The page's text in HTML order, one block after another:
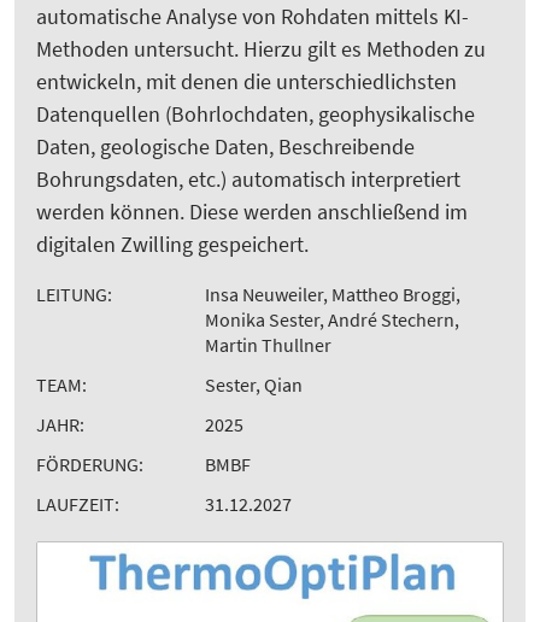
automatische Analyse von Rohdaten mittels KI-
Methoden untersucht. Hierzu gilt es Methoden zu
entwickeln, mit denen die unterschiedlichsten
Datenquellen (Bohrlochdaten, geophysikalische
Daten, geologische Daten, Beschreibende
Bohrungsdaten, etc.) automatisch interpretiert
werden können. Diese werden anschließend im
digitalen Zwilling gespeichert.
LEITUNG:
Insa Neuweiler, Mattheo Broggi,
Monika Sester, André Stechern,
Martin Thullner
TEAM:
Sester, Qian
JAHR:
2025
FÖRDERUNG:
BMBF
LAUFZEIT:
31.12.2027